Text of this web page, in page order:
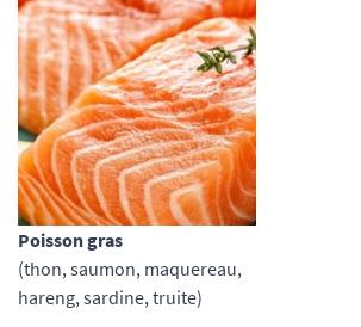
Poisson gras
(thon, saumon, maquereau,
hareng, sardine, truite)